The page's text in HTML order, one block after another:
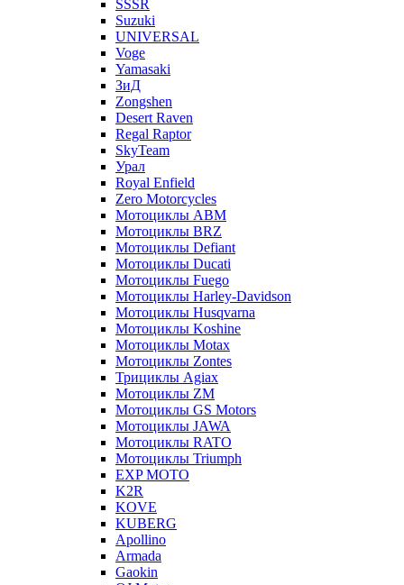
SSSR
Suzuki
UNIVERSAL
Voge
Yamasaki
ЗиД
Zongshen
Desert Raven
Regal Raptor
SkyTeam
Урал
Royal Enfield
Zero Motorcycles
Мотоциклы ABM
Мотоциклы BRZ
Мотоциклы Defiant
Мотоциклы Ducati
Мотоциклы Fuego
Мотоциклы Harley-Davidson
Мотоциклы Husqvarna
Мотоциклы Koshine
Мотоциклы Motax
Мотоциклы Zontes
Трициклы Agiax
Мотоциклы ZM
Мотоциклы GS Motors
Мотоциклы JAWA
Мотоциклы RATO
Мотоциклы Triumph
EXP MOTO
K2R
KOVE
KUBERG
Apollino
Armada
Gaokin